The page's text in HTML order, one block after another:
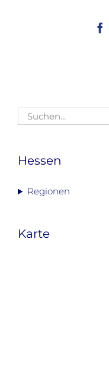
Suche
nach:
Hessen
Regionen
Karte